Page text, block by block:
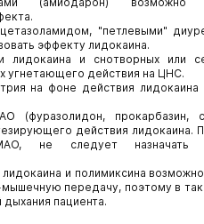
"петлевыми"
эффекту лидокаина.
лидокаина и снотворных или
угнетающего действия на ЦНС.
на фоне действия
(фуразолидон, прокарбазин,
действия лидокаина.
не следует назначать
и полимиксина
передачу, поэтому в
пациента.